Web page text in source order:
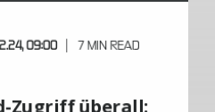
09:00 7 MIN READ
Zugriff überall: